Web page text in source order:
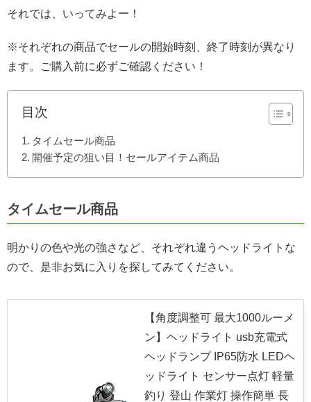
それでは、いってみよー！
※それぞれの商品でセールの開始時刻、終了時刻が異なり
ます。ご購入前に必ずご確認ください！
目次
タイムセール商品
開催予定の狙い目！セールアイテム商品
タイムセール商品
明かりの色や光の強さなど、それぞれ違うヘッドライトな
ので、是非お気に入りを探してみてください。
【角度調整可 最大1000ルーメ
ン】ヘッドライト usb充電式
ヘッドランプ IP65防水 LEDヘ
ッドライト センサー点灯 軽量
釣り 登山 作業灯 操作簡単 長